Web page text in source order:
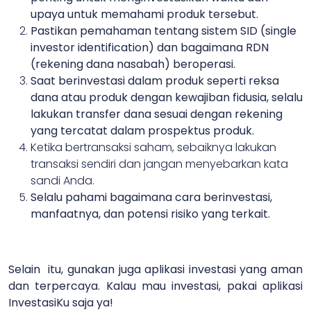
upaya untuk memahami produk tersebut.
Pastikan pemahaman tentang sistem SID (single
investor identification) dan bagaimana RDN
(rekening dana nasabah) beroperasi.
Saat berinvestasi dalam produk seperti reksa
dana atau produk dengan kewajiban fidusia, selalu
lakukan transfer dana sesuai dengan rekening
yang tercatat dalam prospektus produk.
Ketika bertransaksi saham, sebaiknya lakukan
transaksi sendiri dan jangan menyebarkan kata
sandi Anda.
Selalu pahami bagaimana cara berinvestasi,
manfaatnya, dan potensi risiko yang terkait.
Selain itu, gunakan juga aplikasi investasi yang aman
dan terpercaya. Kalau mau investasi, pakai aplikasi
InvestasiKu saja ya!